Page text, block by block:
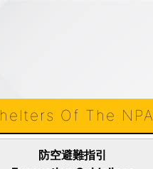
Of The NPA
防空避難指引